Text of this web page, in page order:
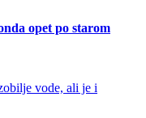
opet po starom